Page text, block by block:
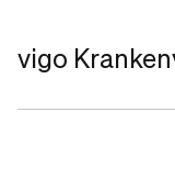
vigo